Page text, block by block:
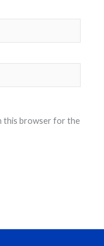
this browser for the